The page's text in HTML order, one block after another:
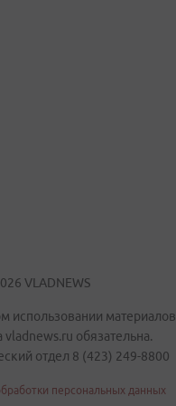
VLADNEWS
использовании материалов
vladnews.ru обязательна.
отдел 8 (423) 249-8800
персональных данных